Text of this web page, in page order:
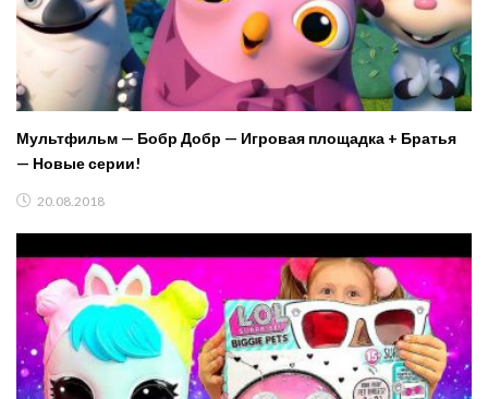
Мультфильм — Бобр Добр — Игровая площадка + Братья
— Новые серии!
20.08.2018